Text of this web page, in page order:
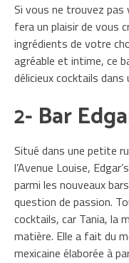
Si vous ne trouvez pas
fera un plaisir de vous
ingrédients de votre
agréable et intime, ce
délicieux cocktails
2- Bar
Situé dans une petite
l’Avenue Louise,
parmi les nouveaux
question de passion.
cocktails, car Tania, la
matière. Elle a fait du
mexicaine élaborée à